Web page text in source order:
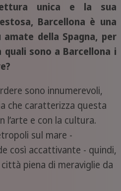
unica e la sua
Barcellona è una
della Spagna, per
quali sono a Barcellona i
sono innumerevoli,
che caratterizza questa
l’arte e con la cultura.
sul mare -
così accattivante - quindi,
piena di meraviglie da